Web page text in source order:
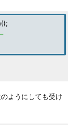
ようにしても受け